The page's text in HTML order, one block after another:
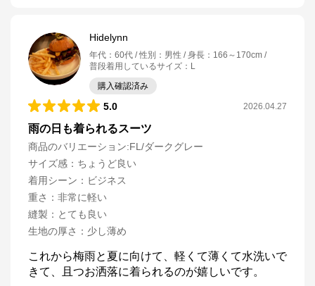
Hidelynn
年代 ： 60代 性別 ： 男性 身長 ： 166～170cm
普段着用しているサイズ ： L
購入確認済み
5.0 2026.04.27
雨の日も着られるスーツ
商品のバリエーション:FL/ダークグレー
サイズ感 ： ちょうど良い
着用シーン ： ビジネス
重さ ： 非常に軽い
縫製 ： とても良い
生地の厚さ ： 少し薄め
これから梅雨と夏に向けて、軽くて薄くて水洗いで
きて、且つお洒落に着られるのが嬉しいです。
公式ECサイト
※外部サイトが開きます
NY.CLUB
ダイドーフォワード直営ファッション通販サイト「NY.
ONLINE」。ニューヨーカーの他、シプリ、アトラエ
時代を経ても色あせない人生を共にする「一着」をお
届けします。